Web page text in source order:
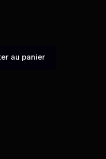
au panier